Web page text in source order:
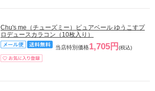
Chu's me（チューズミー）ピュアベール ゆうこすプ
ロデュースカラコン（10枚入り）
当店特別価格1,705円 (税込)